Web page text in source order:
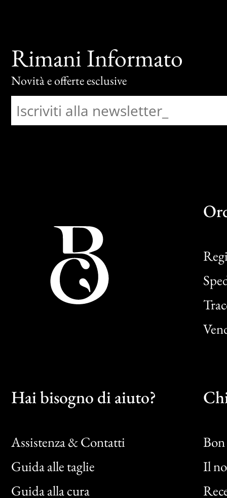
Rimani Informato
Novità e offerte esclusive
Hai bisogno di aiuto?
Assistenza & Contatti
Guida alle taglie
Guida alla cura
Il
Bon